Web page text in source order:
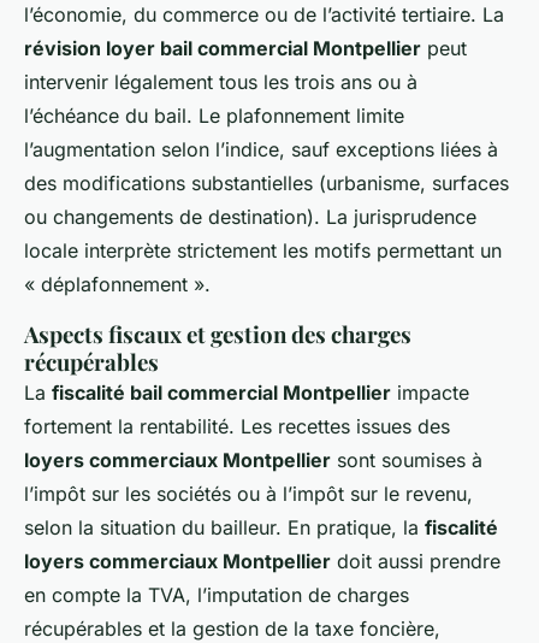
l’économie, du commerce ou de l’activité tertiaire. La
révision loyer bail commercial Montpellier peut
intervenir légalement tous les trois ans ou à
l’échéance du bail. Le plafonnement limite
l’augmentation selon l’indice, sauf exceptions liées à
des modifications substantielles (urbanisme, surfaces
ou changements de destination). La jurisprudence
locale interprète strictement les motifs permettant un
« déplafonnement ».
Aspects fiscaux et gestion des charges
récupérables
La fiscalité bail commercial Montpellier impacte
fortement la rentabilité. Les recettes issues des
loyers commerciaux Montpellier sont soumises à
l’impôt sur les sociétés ou à l’impôt sur le revenu,
selon la situation du bailleur. En pratique, la fiscalité
loyers commerciaux Montpellier doit aussi prendre
en compte la TVA, l’imputation de charges
récupérables et la gestion de la taxe foncière,